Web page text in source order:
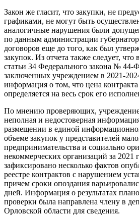
Закон же гласит, что закупки, не
графиками, не могут быть
аналогичные нарушения были
по данным администрации
договоров еще до того, как был
закупок. Из отчета также следует,
статьи 34 Федерального закона № 44-
заключенных учреждением в 2021-
информация о том, что цена контракта
определяется на весь срок его
По мнению проверяющих,
неполная и недостоверная
размещении в единой
объеме закупок у представителей
предпринимательства и социально
некоммерческих организаций за 2021
зафиксировано несколько фактов
реестре контрактов с нарушением
причем сроки опоздания
дней. Информация о результатах
проверки была направлена члену в
Орловской области для сведения.